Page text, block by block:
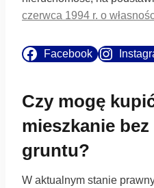
czerwca 1994 r. o
Facebook
Czy mogę
mieszkanie
gruntu?
W aktualnym stanie